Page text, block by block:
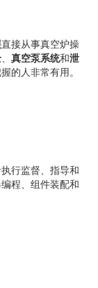
直接从事真空炉操
、 真空泵系统和泄
的人非常有用。
行监督、指导和
程、组件装配和